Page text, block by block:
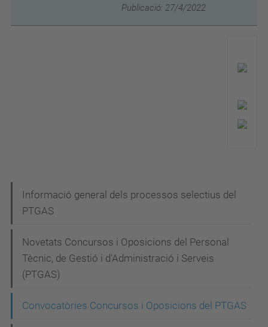
Publicació: 27/4/2022
a
c
Informació general dels processos selectius del
PTGAS
Novetats Concursos i Oposicions del Personal
Tècnic, de Gestió i d'Administració i Serveis
(PTGAS)
Convocatòries Concursos i Oposicions del PTGAS